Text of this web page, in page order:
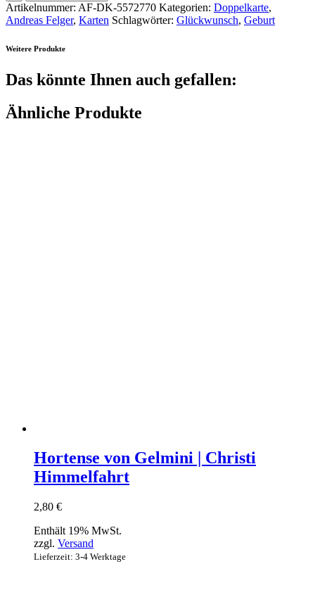
Artikelnummer: AF-DK-5572770 Kategorien: Doppelkarte,
Andreas Felger, Karten Schlagwörter: Glückwunsch, Geburt
Weitere Produkte
Das könnte Ihnen auch gefallen:
Ähnliche Produkte
Hortense von Gelmini | Christi
Himmelfahrt
2,80 €
Enthält 19% MwSt.
zzgl. Versand
Lieferzeit: 3-4 Werktage